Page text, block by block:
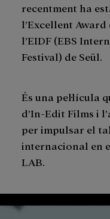
recentment ha
l’Excellent Award
l’EIDF (EBS
Festival) de Seül.
És una pel·lícula
d’In-Edit Films i
per impulsar el
internacional en
LAB.